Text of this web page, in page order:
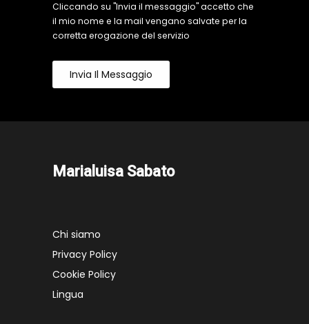
Cliccando su "Invia il messaggio" accetto che
il mio nome e la mail vengano salvate per la
corretta erogazione del servizio
Invia Il Messaggio
Marialuisa Sabato
Chi siamo
Privacy Policy
Cookie Policy
Lingua